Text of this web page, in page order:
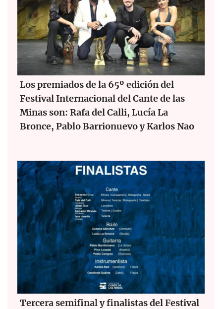
Los premiados de la 65º edición del
Festival Internacional del Cante de las
Minas son: Rafa del Calli, Lucía La
Bronce, Pablo Barrionuevo y Karlos Nao
Tercera semifinal y finalistas del Festival